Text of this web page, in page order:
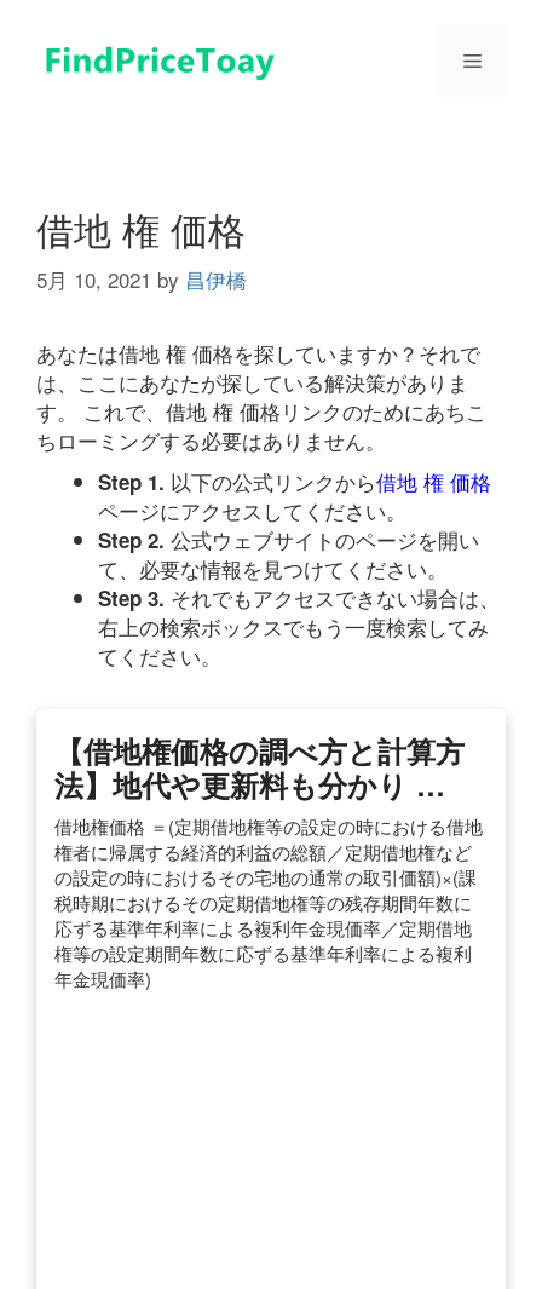
メ
借地 権 価格
5月 10, 2021 by 昌伊橋
あなたは借地 権 価格を探していますか？それで
は、ここにあなたが探している解決策がありま
す。 これで、借地 権 価格リンクのためにあちこ
ちローミングする必要はありません。
Step 1. 以下の公式リンクから借地 権 価格
ページにアクセスしてください。
Step 2. 公式ウェブサイトのページを開い
て、必要な情報を見つけてください。
Step 3. それでもアクセスできない場合は、
右上の検索ボックスでもう一度検索してみ
てください。
【借地権価格の調べ方と計算方
法】地代や更新料も分かり …
借地権価格 ＝(定期借地権等の設定の時における借地
権者に帰属する経済的利益の総額／定期借地権など
の設定の時におけるその宅地の通常の取引価額)×(課
税時期におけるその定期借地権等の残存期間年数に
応ずる基準年利率による複利年金現価率／定期借地
権等の設定期間年数に応ずる基準年利率による複利
年金現価率)